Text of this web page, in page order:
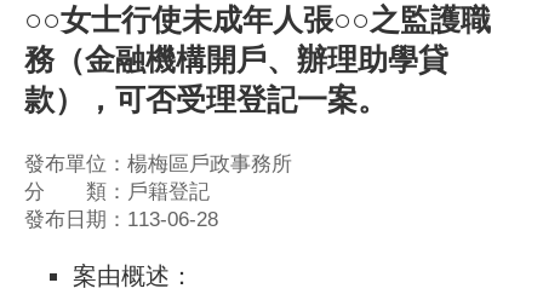
○○女士行使未成年人張○○之監護職
務（金融機構開戶、辦理助學貸
款），可否受理登記一案。
發布單位：楊梅區戶政事務所
分 類：戶籍登記
發布日期：113-06-28
案由概述：